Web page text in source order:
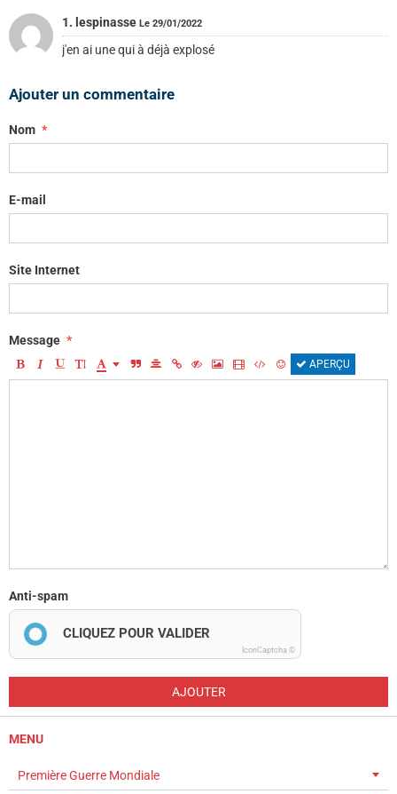
1. lespinasse Le 29/01/2022
j'en ai une qui à déjà explosé
Ajouter un commentaire
Nom
E-mail
Site Internet
Message
APERÇU
Anti-spam
CLIQUEZ POUR VALIDER
IconCaptcha ©
AJOUTER
MENU
Première Guerre Mondiale